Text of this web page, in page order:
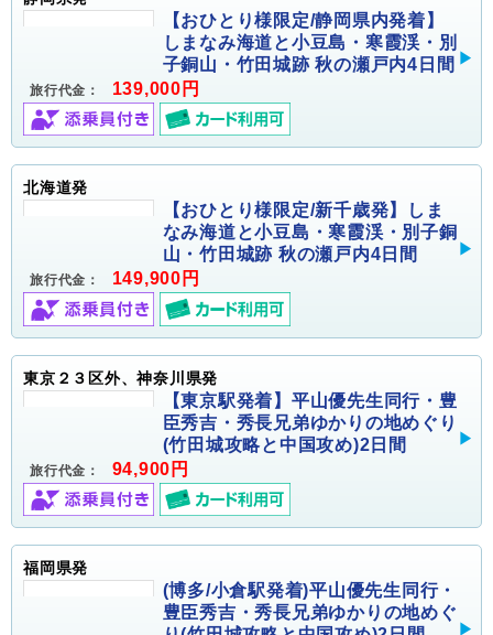
【おひとり様限定/静岡県内発着】
しまなみ海道と小豆島・寒霞渓・別
子銅山・竹田城跡 秋の瀬戸内4日間
旅行代金： 139,000円
北海道発
【おひとり様限定/新千歳発】しま
なみ海道と小豆島・寒霞渓・別子銅
山・竹田城跡 秋の瀬戸内4日間
旅行代金： 149,900円
東京２３区外、神奈川県発
【東京駅発着】平山優先生同行・豊
臣秀吉・秀長兄弟ゆかりの地めぐり
(竹田城攻略と中国攻め)2日間
旅行代金： 94,900円
福岡県発
(博多/小倉駅発着)平山優先生同行・
豊臣秀吉・秀長兄弟ゆかりの地めぐ